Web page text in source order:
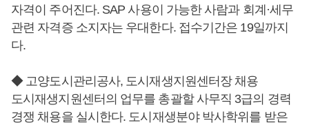
자격이 주어진다. SAP 사용이 가능한 사람과 회계·세무
관련 자격증 소지자는 우대한다. 접수기간은 19일까지
다.
◆ 고양도시관리공사, 도시재생지원센터장 채용
도시재생지원센터의 업무를 총괄할 사무직 3급의 경력
경쟁 채용을 실시한다. 도시재생분야 박사학위를 받은